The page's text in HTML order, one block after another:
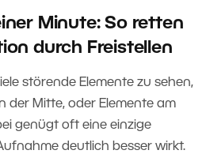
Minute: So retten
durch Freistellen
störende Elemente zu sehen,
der Mitte, oder Elemente am
genügt oft eine einzige
deutlich besser wirkt.